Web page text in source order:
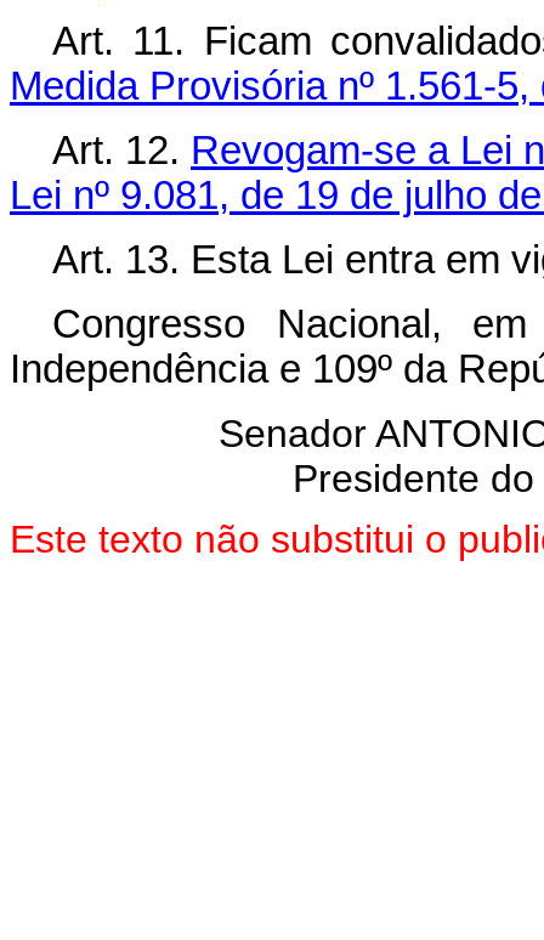
Art. 11. Ficam
Medida Provisória nº 1.561-
Art. 12. Revogam-se a Lei
Lei nº 9.081, de 19 de julho
Art. 13. Esta Lei entra em
Congresso Nacional,
Independência e 109º da
Senador
Presidente
Este texto não substitui o